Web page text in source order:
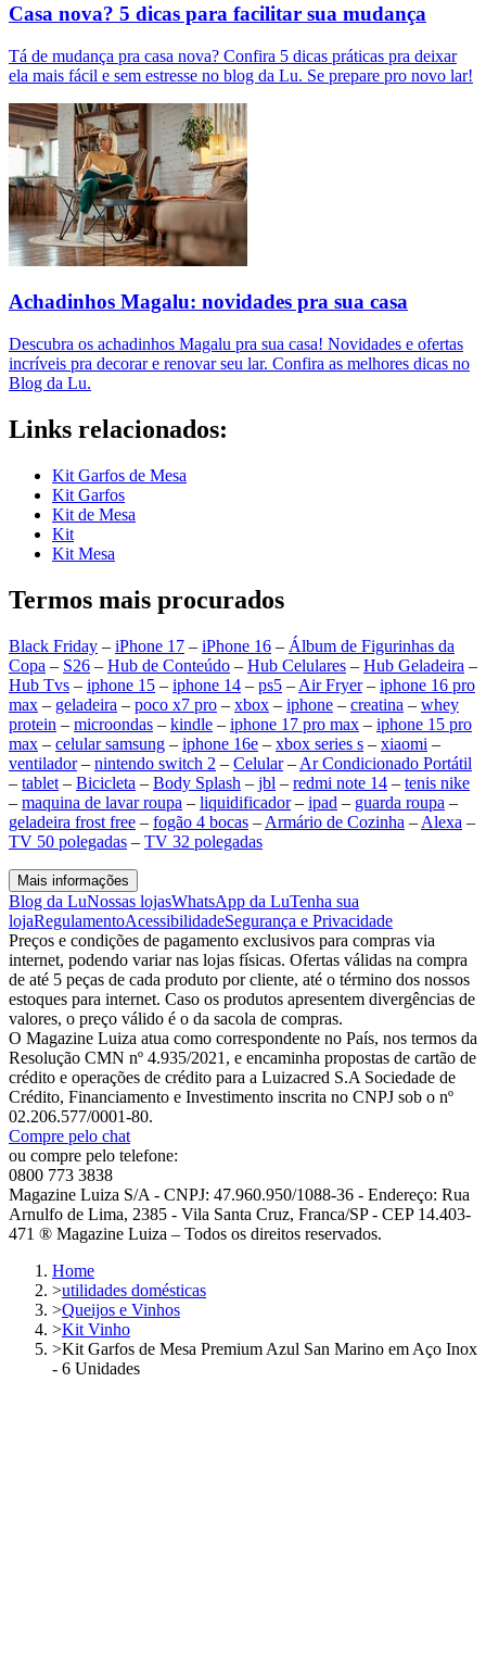
Casa nova? 5 dicas para facilitar sua mudança
Tá de mudança pra casa nova? Confira 5 dicas práticas pra deixar
ela mais fácil e sem estresse no blog da Lu. Se prepare pro novo lar!
Achadinhos Magalu: novidades pra sua casa
Descubra os achadinhos Magalu pra sua casa! Novidades e ofertas
incríveis pra decorar e renovar seu lar. Confira as melhores dicas no
Blog da Lu.
Links relacionados:
Kit Garfos de Mesa
Kit Garfos
Kit de Mesa
Kit
Kit Mesa
Termos mais procurados
Black Friday – iPhone 17 – iPhone 16 – Álbum de Figurinhas da
Copa – S26 – Hub de Conteúdo – Hub Celulares – Hub Geladeira –
Hub Tvs – iphone 15 – iphone 14 – ps5 – Air Fryer– iphone 16 pro
max – geladeira – poco x7 pro – xbox – iphone – creatina – whey
protein – microondas – kindle – iphone 17 pro max – iphone 15 pro
max – celular samsung – iphone 16e – xbox series s – xiaomi –
ventilador– nintendo switch 2 – Celular– Ar Condicionado Portátil
– tablet – Bicicleta – Body Splash – jbl – redmi note 14 – tenis nike
– maquina de lavar roupa – liquidificador– ipad – guarda roupa –
geladeira frost free – fogão 4 bocas – Armário de Cozinha – Alexa –
TV 50 polegadas – TV 32 polegadas
Mais informações
Blog da LuNossas lojasWhatsApp da LuTenha sua
lojaRegulamentoAcessibilidadeSegurança e Privacidade
Preços e condições de pagamento exclusivos para compras via
internet, podendo variar nas lojas físicas. Ofertas válidas na compra
de até 5 peças de cada produto por cliente, até o término dos nossos
estoques para internet. Caso os produtos apresentem divergências de
valores, o preço válido é o da sacola de compras.
O Magazine Luiza atua como correspondente no País, nos termos da
Resolução CMN nº 4.935/2021, e encaminha propostas de cartão de
crédito e operações de crédito para a Luizacred S.A Sociedade de
Crédito, Financiamento e Investimento inscrita no CNPJ sob o nº
02.206.577/0001-80.
Compre pelo chat
ou compre pelo telefone:
0800 773 3838
Magazine Luiza S/A - CNPJ: 47.960.950/1088-36 - Endereço: Rua
Arnulfo de Lima, 2385 - Vila Santa Cruz, Franca/SP - CEP 14.403-
471 ® Magazine Luiza – Todos os direitos reservados.
Home
>utilidades domésticas
>Queijos e Vinhos
>Kit Vinho
>Kit Garfos de Mesa Premium Azul San Marino em Aço Inox
- 6 Unidades